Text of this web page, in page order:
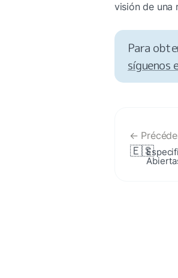
visión de una
Para
síguenos
←
🇪🇸